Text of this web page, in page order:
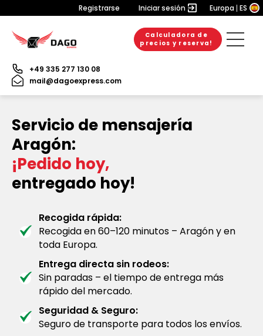
Registrarse Iniciar sesión Europa ES
Calculadora de
precios y reserva!
+49 335 277 130 08
mail@dagoexpress.com
Servicio de mensajería
Aragón:
¡Pedido hoy,
entregado hoy!
Recogida rápida:
Recogida en 60–120 minutos – Aragón y en
toda Europa.
Entrega directa sin rodeos:
Sin paradas – el tiempo de entrega más
rápido del mercado.
Seguridad & Seguro:
Seguro de transporte para todos los envíos.